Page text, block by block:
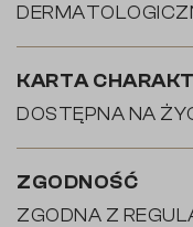
KARTA
DOSTĘPNA NA
ZGODNOŚĆ
ZGODNA Z